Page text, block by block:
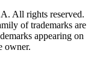
All rights reserved.
of trademarks are
appearing on
owner.